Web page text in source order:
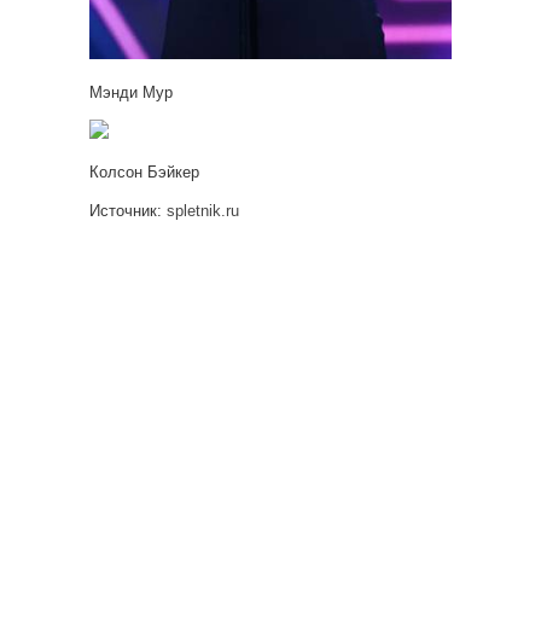
Мэнди Мур
Колсон Бэйкер
Источник: spletnik.ru